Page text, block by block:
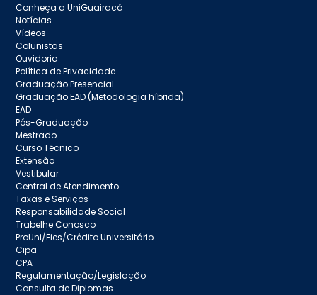
Conheça a UniGuairacá
Notícias
Vídeos
Colunistas
Ouvidoria
Política de Privacidade
Graduação Presencial
Graduação EAD (Metodologia híbrida)
EAD
Pós-Graduação
Mestrado
Curso Técnico
Extensão
Vestibular
Central de Atendimento
Taxas e Serviços
Responsabilidade Social
Trabelhe Conosco
ProUni/Fies/Crédito Universitário
Cipa
CPA
Regulamentação/Legislação
Consulta de Diplomas